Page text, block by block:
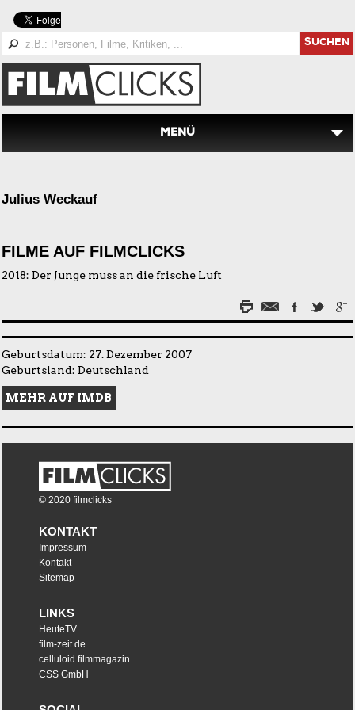
SUCHEN
MENÜ
Julius Weckauf
FILME AUF FILMCLICKS
2018: Der Junge muss an die frische Luft
Geburtsdatum: 27. Dezember 2007
Geburtsland: Deutschland
MEHR AUF IMDB
© 2020 filmclicks
KONTAKT
Impressum
Kontakt
Sitemap
LINKS
HeuteTV
film-zeit.de
celluloid filmmagazin
CSS GmbH